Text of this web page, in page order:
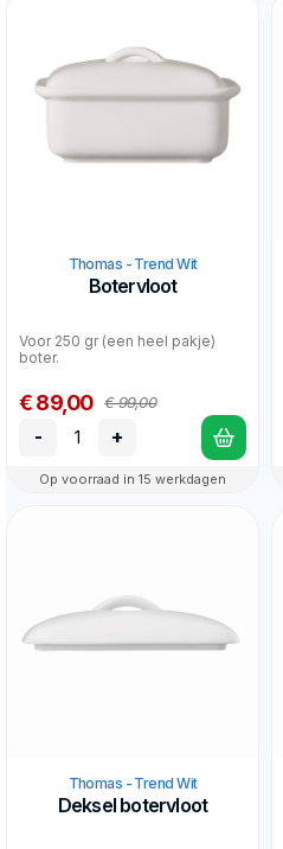
Thomas - Trend Wit
Botervloot
Voor 250 gr (een heel pakje)
boter.
€ 89,00 € 99,00
- +
Op voorraad in 15 werkdagen
Thomas - Trend Wit
Deksel botervloot